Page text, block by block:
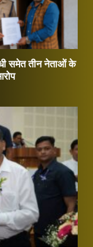
समेत तीन नेताओं के